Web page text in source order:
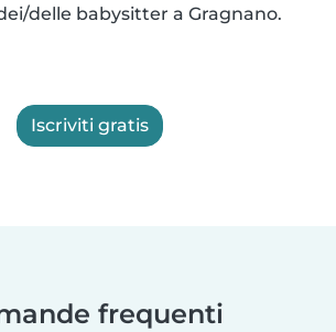
delle babysitter a Gragnano.
Iscriviti gratis
frequenti